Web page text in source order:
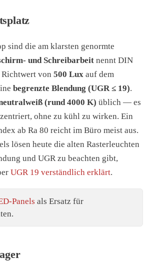
sind die am klarsten genormte
und Schreibarbeit nennt DIN
von 500 Lux auf dem
begrenzte Blendung (UGR ≤ 19).
(rund 4000 K) üblich — es
ohne zu kühl zu wirken. Ein
ab Ra 80 reicht im Büro meist aus.
lösen heute die alten Rasterleuchten
und UGR zu beachten gibt,
UGR 19 verständlich erklärt.
Panels als Ersatz für